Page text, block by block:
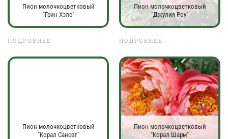
Пион молочкоцветковый
"Грин Хэло"
ПОДРОБНЕЕ
Пион молочкоцветковый
"Джулия Роу"
ПОДРОБНЕЕ
Пион молочкоцветковый
"Корал Сансет"
Пион молочкоцветковый
"Корал Шарм"